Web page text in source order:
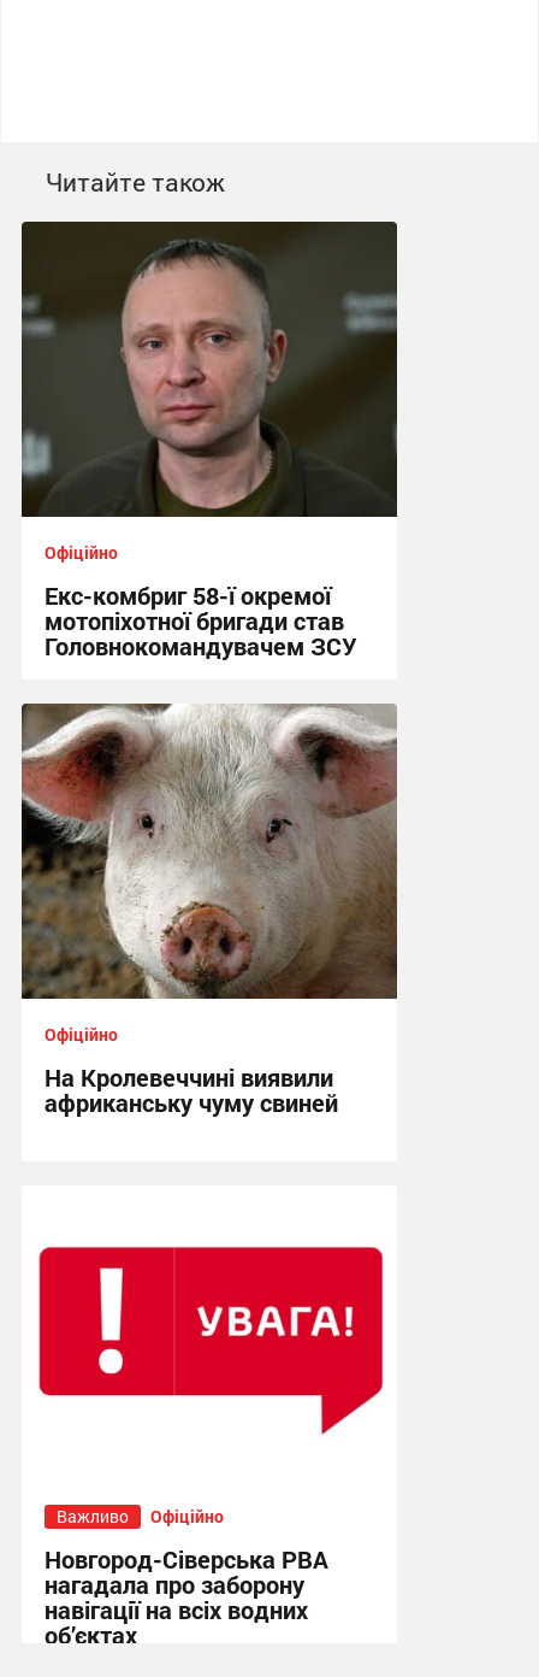
Читайте також
Офіційно
Екс-комбриг 58-ї окремої
мотопіхотної бригади став
Головнокомандувачем ЗСУ
23:25, 21.07.2026
Офіційно
На Кролевеччині виявили
африканську чуму свиней
Важливо Офіційно
Новгород-Сіверська РВА
нагадала про заборону
навігації на всіх водних
об’єктах